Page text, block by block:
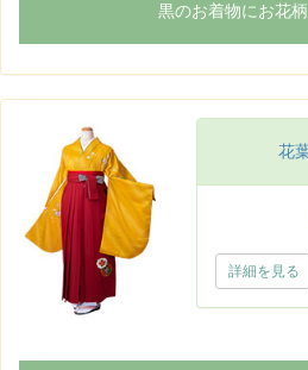
黒のお着物にお花
花
詳細を見る